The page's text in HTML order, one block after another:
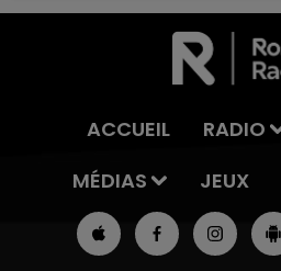
ACCUEIL RADIO
MÉDIAS
JEUX